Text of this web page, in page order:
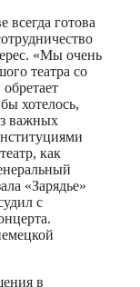
готова
«Мы очень
театра со
хотелось,
важных
как
«Зарядье»
с
в